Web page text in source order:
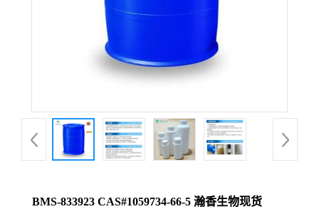
BMS-833923 CAS#1059734-66-5 瀚香生物现货